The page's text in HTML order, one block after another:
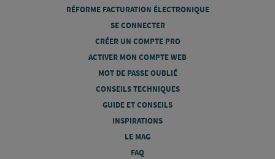
RÉFORME FACTURATION ÉLECTRONIQUE
SE CONNECTER
CRÉER UN COMPTE PRO
ACTIVER MON COMPTE WEB
MOT DE PASSE OUBLIÉ
CONSEILS TECHNIQUES
GUIDE ET CONSEILS
INSPIRATIONS
LE MAG
FAQ